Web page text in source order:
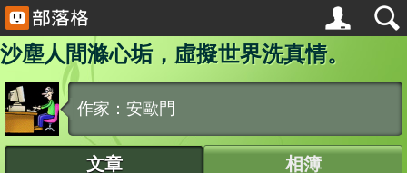
沙塵人間滌心垢，虛擬世界洗真情。
作家：安歐門
文章 相簿